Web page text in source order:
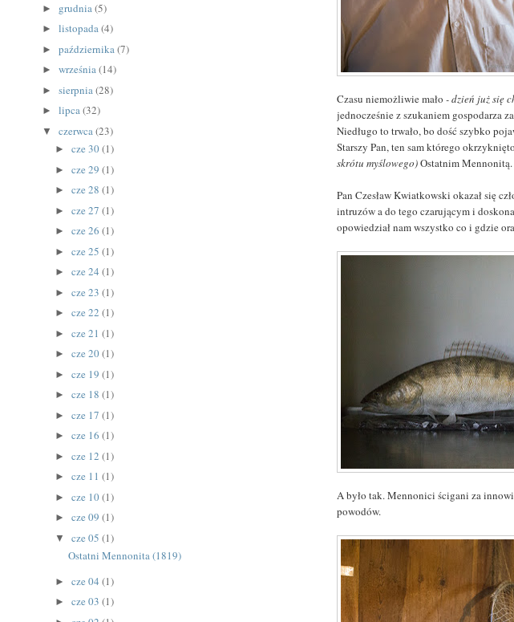
Czasu niemożliwie mało- dzień już się
jednocześnie z szukaniem gospodarza
Niedługo to trwało, bo dość szybko
Starszy Pan, ten sam którego
skrótu myślowego)Ostatnim Mennonitą.
Pan Czesław Kwiatkowski okazał się
intruzów a do tego czarującym i
opowiedział nam wszystko co i gdzie
A było tak. Mennonici ścigani za
powodów.
► grudnia(5)
►listopada(4)
►października(7)
►września(14)
►sierpnia(28)
►lipca(32)
▼czerwca(23)
► cze 30(1)
► cze 29 (1)
► cze 28 (1)
► cze 27 (1)
► cze 26 (1)
► cze 25 (1)
► cze 24 (1)
► cze 23 (1)
► cze 22 (1)
► cze 21 (1)
► cze 20(1)
► cze 19 (1)
► cze 18 (1)
► cze 17 (1)
► cze 16 (1)
► cze 12 (1)
► cze 11 (1)
► cze 10(1)
► cze 09 (1)
▼ cze 05 (1)
Ostatni Mennonita (1819)
► cze 04 (1)
► cze 03 (1)